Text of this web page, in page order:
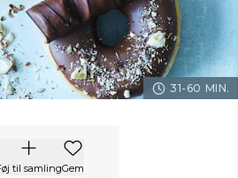
31-60 MIN.
til samlingGem